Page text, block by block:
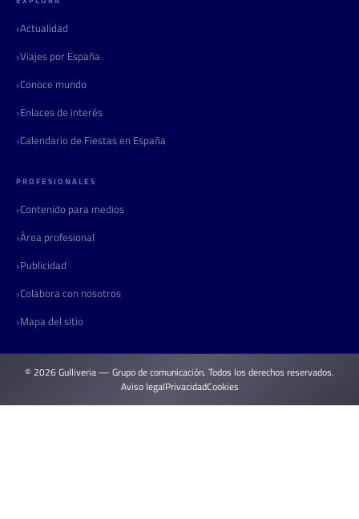
Actualidad
Viajes por España
Conoce mundo
Enlaces de interés
Calendario de Fiestas en España
PROFESIONALES
Contenido para medios
Área profesional
Publicidad
Colabora con nosotros
Mapa del sitio
© 2026 Gulliveria — Grupo de comunicación. Todos los derechos reservados.
Aviso legalPrivacidadCookies